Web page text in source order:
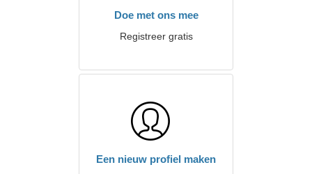
Doe met ons mee
Registreer gratis
Een nieuw profiel maken